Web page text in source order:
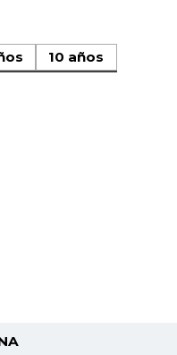
10 años